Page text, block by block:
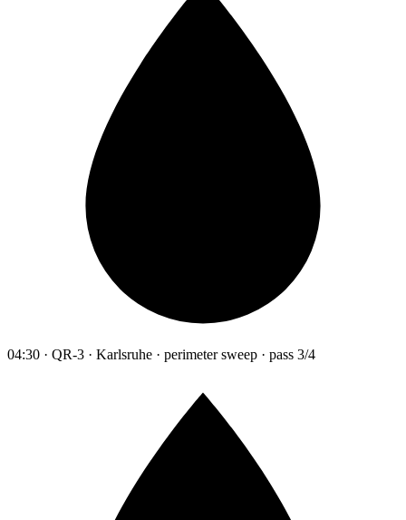
04:30 · QR-3 · Karlsruhe · perimeter sweep · pass 3/4